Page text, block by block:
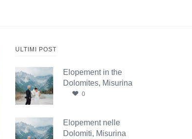
ULTIMI POST
Elopement in the
Dolomites, Misurina
0
Elopement nelle
Dolomiti, Misurina